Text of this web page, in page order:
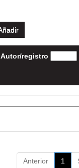
Autor/registro
Anterior 1